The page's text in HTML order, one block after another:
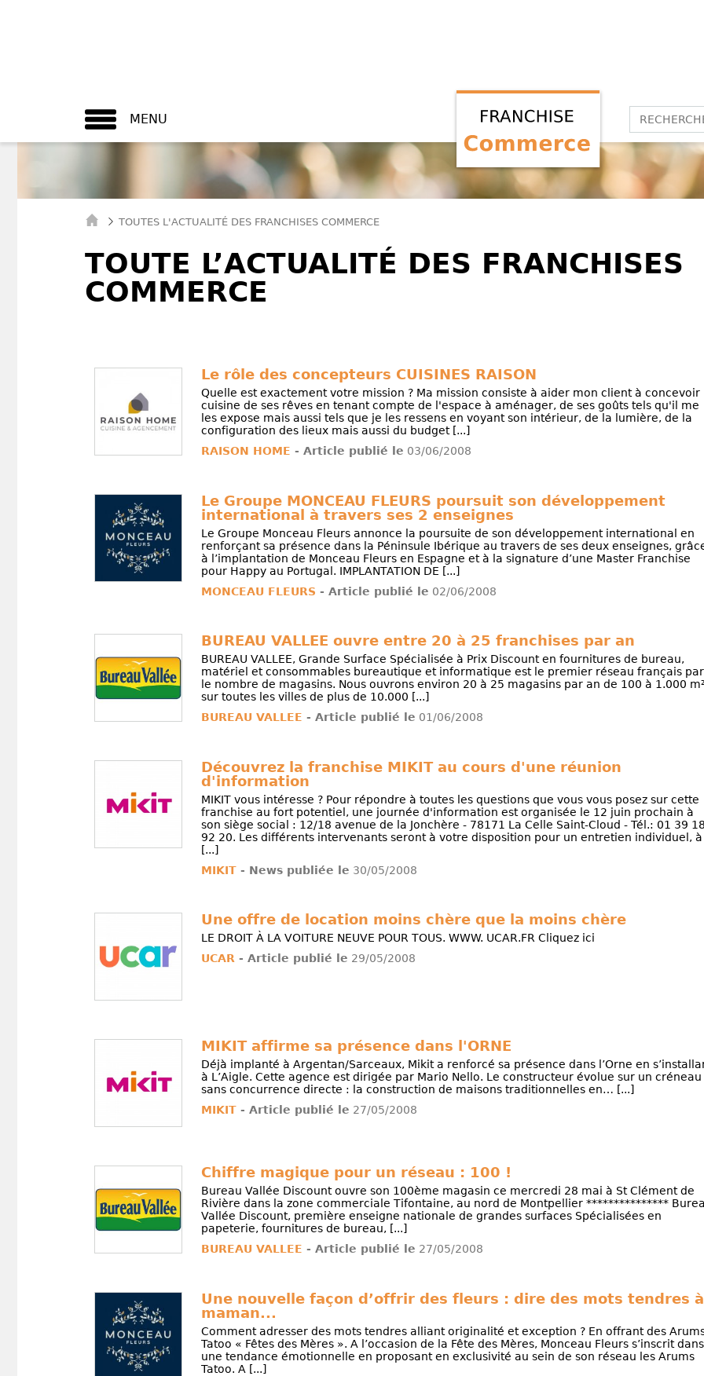
MENU
TOUTES L'ACTUALITÉ DES FRANCHISES COMMERCE
TOUTE L’ACTUALITÉ DES FRANCHISES
COMMERCE
Le rôle des concepteurs CUISINES RAISON
Quelle est exactement votre mission ? Ma mission consiste à aider mon client à concevoir
cuisine de ses rêves en tenant compte de l'espace à aménager, de ses goûts tels qu'il me
les expose mais aussi tels que je les ressens en voyant son intérieur, de la lumière, de la
configuration des lieux mais aussi du budget [...]
RAISON HOME - Article publié le 03/06/2008
Le Groupe MONCEAU FLEURS poursuit son développement
international à travers ses 2 enseignes
Le Groupe Monceau Fleurs annonce la poursuite de son développement international en
renforçant sa présence dans la Péninsule Ibérique au travers de ses deux enseignes,
à l’implantation de Monceau Fleurs en Espagne et à la signature d’une Master Franchise
pour Happy au Portugal. IMPLANTATION DE [...]
MONCEAU FLEURS - Article publié le 02/06/2008
BUREAU VALLEE ouvre entre 20 à 25 franchises par an
BUREAU VALLEE, Grande Surface Spécialisée à Prix Discount en fournitures de bureau,
matériel et consommables bureautique et informatique est le premier réseau français par
le nombre de magasins. Nous ouvrons environ 20 à 25 magasins par an de 100 à 1.000
sur toutes les villes de plus de 10.000 [...]
BUREAU VALLEE - Article publié le 01/06/2008
Découvrez la franchise MIKIT au cours d'une réunion
d'information
MIKIT vous intéresse ? Pour répondre à toutes les questions que vous vous posez sur cette
franchise au fort potentiel, une journée d'information est organisée le 12 juin prochain à
son siège social : 12/18 avenue de la Jonchère - 78171 La Celle Saint-Cloud - Tél.: 01 39
92 20. Les différents intervenants seront à votre disposition pour un entretien individuel, à
[...]
MIKIT - News publiée le 30/05/2008
Une offre de location moins chère que la moins chère
LE DROIT À LA VOITURE NEUVE POUR TOUS. WWW. UCAR.FR Cliquez ici
UCAR - Article publié le 29/05/2008
MIKIT affirme sa présence dans l'ORNE
Déjà implanté à Argentan/Sarceaux, Mikit a renforcé sa présence dans l’Orne en
à L’Aigle. Cette agence est dirigée par Mario Nello. Le constructeur évolue sur un créneau
sans concurrence directe : la construction de maisons traditionnelles en… [...]
MIKIT - Article publié le 27/05/2008
Chiffre magique pour un réseau : 100 !
Bureau Vallée Discount ouvre son 100ème magasin ce mercredi 28 mai à St Clément de
Rivière dans la zone commerciale Tifontaine, au nord de Montpellier ***************
Vallée Discount, première enseigne nationale de grandes surfaces Spécialisées en
papeterie, fournitures de bureau, [...]
BUREAU VALLEE - Article publié le 27/05/2008
Une nouvelle façon d’offrir des fleurs : dire des mots tendres à
maman...
Comment adresser des mots tendres alliant originalité et exception ? En offrant des
Tatoo « Fêtes des Mères ». A l’occasion de la Fête des Mères, Monceau Fleurs s’inscrit dans
une tendance émotionnelle en proposant en exclusivité au sein de son réseau les Arums
Tatoo. A [...]